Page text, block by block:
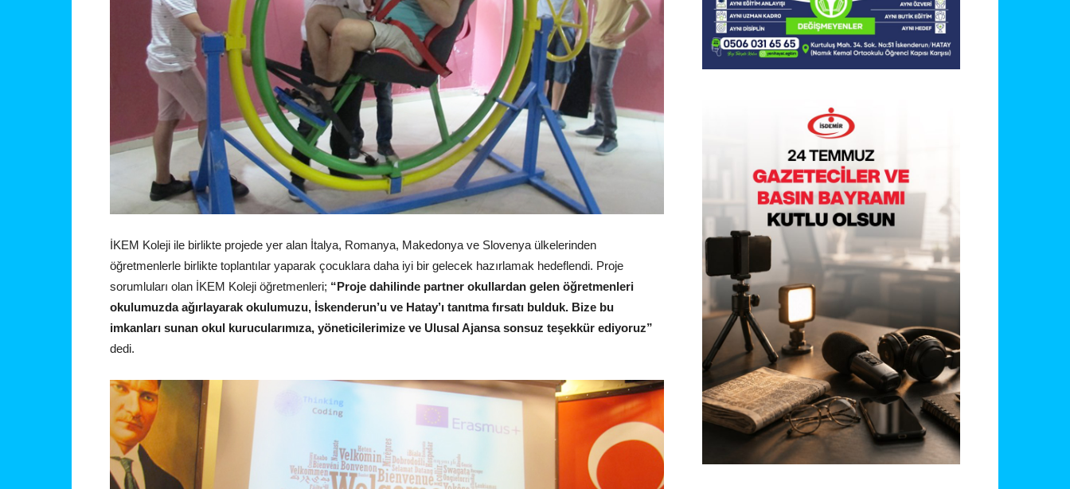
İKEM Koleji ile birlikte projede yer alan İtalya, Romanya, Makedonya ve Slovenya ülkelerinden
öğretmenlerle birlikte toplantılar yaparak çocuklara daha iyi bir gelecek hazırlamak hedeflendi. Proje
sorumluları olan İKEM Koleji öğretmenleri; “Proje dahilinde partner okullardan gelen öğretmenleri
okulumuzda ağırlayarak okulumuzu, İskenderun’u ve Hatay’ı tanıtma fırsatı bulduk. Bize bu
imkanları sunan okul kurucularımıza, yöneticilerimize ve Ulusal Ajansa sonsuz teşekkür ediyoruz”
dedi.